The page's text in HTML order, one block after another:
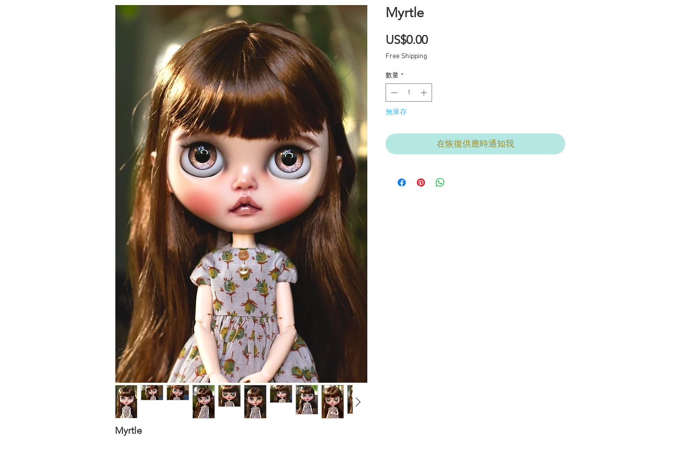
Myrtle
Myrtle
US$0.00價
Free Shipping
數量 *
無庫存
在恢復供應時通知我